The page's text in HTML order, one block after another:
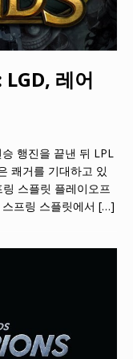
레어
행진을 끝낸 뒤 LPL
쾌거를 기대하고 있
스플릿 플레이오프
프링 스플릿에서 […]